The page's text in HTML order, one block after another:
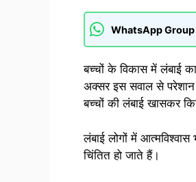
WhatsApp Group
बच्चों के विकास में लंबाई
अक्सर इस सवाल से
बच्चों की लंबाई खासकर
लंबाई लोगों में
चिंतित हो जाते हैं।